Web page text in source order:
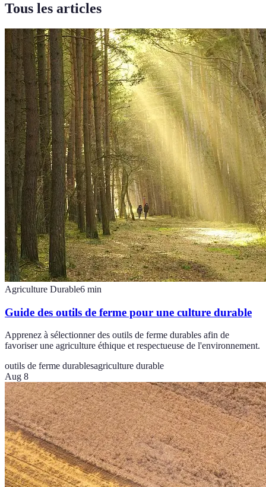
Tous les articles
Agriculture Durable6 min
Guide des outils de ferme pour une culture durable
Apprenez à sélectionner des outils de ferme durables afin de
favoriser une agriculture éthique et respectueuse de l'environnement.
outils de ferme durablesagriculture durable
Aug 8